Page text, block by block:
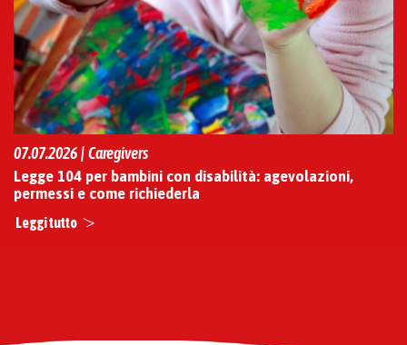
07.07.2026 | Caregivers
Legge 104 per bambini con disabilità: agevolazioni,
permessi e come richiederla
Leggi tutto